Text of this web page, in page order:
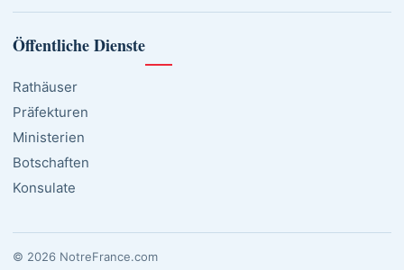
Öffentliche Dienste
Rathäuser
Präfekturen
Ministerien
Botschaften
Konsulate
© 2026 NotreFrance.com